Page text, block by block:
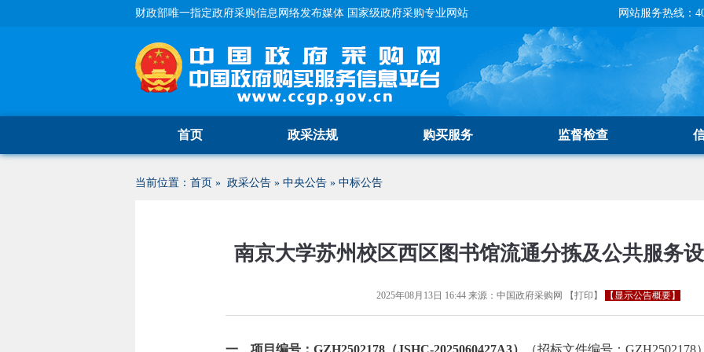
财政部唯一指定政府采购信息网络发布媒体 国家级政府采购专业网站 网站服务热线：
首页 政采法规 购买服务 监督检查
当前位置： 首页 » 政采公告 » 中央公告 » 中标公告
南京大学苏州校区西区图书馆流通分拣及公共服务
2025年08月13日 16:44来源： 中国政府采购网 【打印 】 【显示公告概要】
一、项目编号：GZH2502178（JSHC-2025060427A3） （招标文件编号：GZH2502178